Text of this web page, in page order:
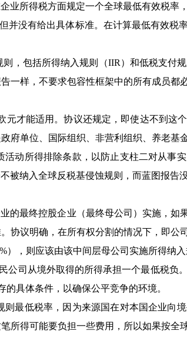
所得税方面规定一个全球最低有效税率
没有给出具体标准。在计算最低有效税
包括所得纳入规则（IIR）和低税支付规
一样，不要求包容性框架中的所有成员
能适用。协议还规定，即使达不到这
单位、国际组织、非营利组织、养老基
所得排除条款，以防止支柱二对从事
被纳入全球反税基侵蚀规则，而蓝图报
最终控股企业（最终母公司）实施，如
协议明确，在所有权分割的情况下，即
，则应该由该中间层母公司实施所得纳入
司从境外取得的所得承担一个最低税负
具体条件，以确保公平竞争的环境。
低税率，因为来源国在对本国企业向
所得可能要负担一些费用，所以如果按